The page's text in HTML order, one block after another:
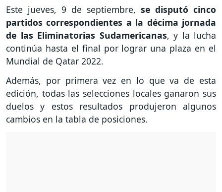
Este jueves, 9 de septiembre, se disputó cinco
partidos correspondientes a la décima jornada
de las Eliminatorias Sudamericanas, y la lucha
continúa hasta el final por lograr una plaza en el
Mundial de Qatar 2022.
Además, por primera vez en lo que va de esta
edición, todas las selecciones locales ganaron sus
duelos y estos resultados produjeron algunos
cambios en la tabla de posiciones.